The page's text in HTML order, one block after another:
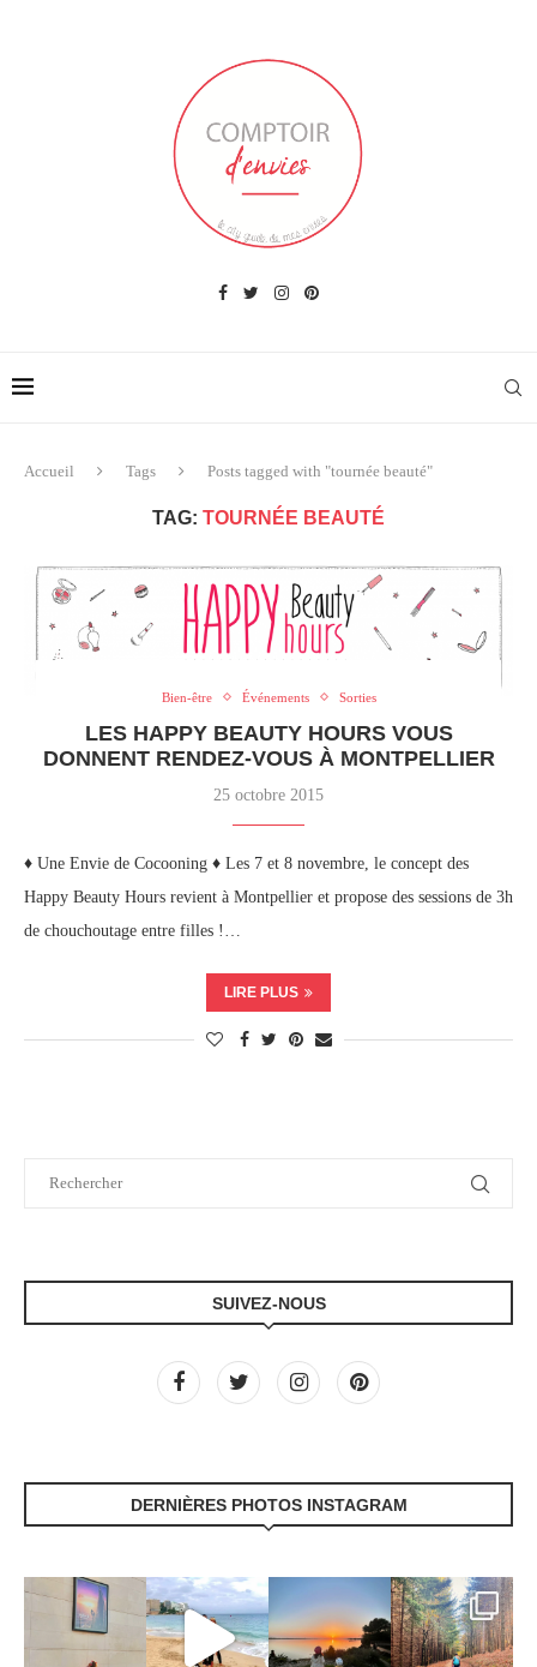
Accueil Tags Posts tagged with "tournée beauté"
TAG: TOURNÉE BEAUTÉ
Bien-être Événements Sorties
LES HAPPY BEAUTY HOURS VOUS
DONNENT RENDEZ-VOUS À MONTPELLIER
25 octobre 2015
♦ Une Envie de Cocooning ♦ Les 7 et 8 novembre, le concept des
Happy Beauty Hours revient à Montpellier et propose des sessions de 3h
de chouchoutage entre filles !…
LIRE PLUS
SUIVEZ-NOUS
DERNIÈRES PHOTOS INSTAGRAM